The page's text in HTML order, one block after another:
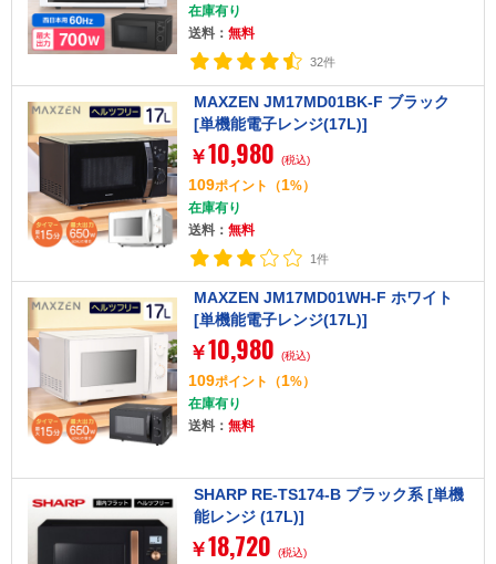
在庫有り
送料： 無料
32件
MAXZEN JM17MD01BK-F ブラック
[単機能電子レンジ(17L)]
￥10,980 (税込)
109ポイント （1%）
在庫有り
送料： 無料
1件
MAXZEN JM17MD01WH-F ホワイト
[単機能電子レンジ(17L)]
￥10,980 (税込)
109ポイント （1%）
在庫有り
送料： 無料
SHARP RE-TS174-B ブラック系 [単機
能レンジ (17L)]
￥18,720 (税込)